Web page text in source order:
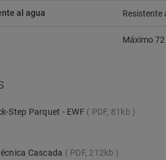
al agua Resistente
Máximo
Step Parquet - EWF PDF, 81kb
Cascada PDF, 212kb